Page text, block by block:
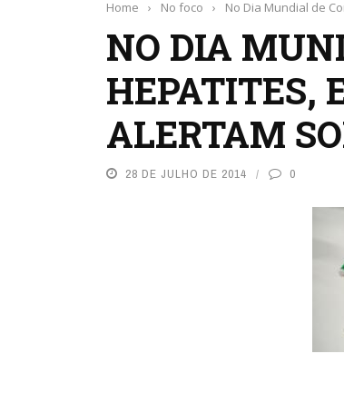
Home › No foco › No Dia Mundial de
NO DIA
HEPATITES,
ALERTAM
28 DE JULHO DE 2014 0